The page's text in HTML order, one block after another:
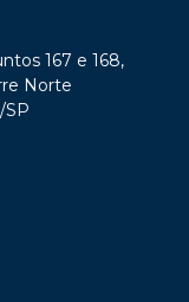
167 e 168,
Norte
SP